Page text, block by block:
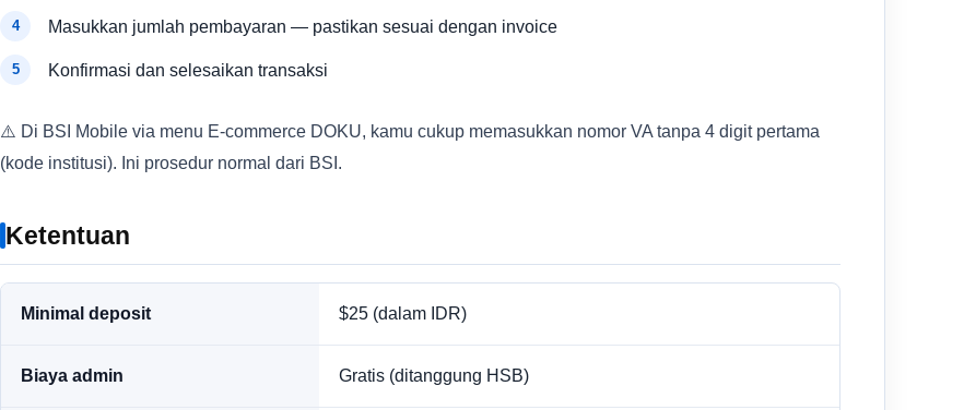
Masukkan jumlah pembayaran — pastikan sesuai dengan invoice
Konfirmasi dan selesaikan transaksi
⚠️ Di BSI Mobile via menu E-commerce DOKU, kamu cukup memasukkan nomor VA tanpa 4 digit pertama
(kode institusi). Ini prosedur normal dari BSI.
Ketentuan
Minimal deposit $25 (dalam IDR)
Biaya admin Gratis (ditanggung HSB)